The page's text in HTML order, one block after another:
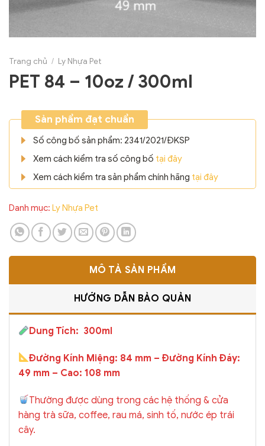
Trang chủ / Ly Nhựa Pet
PET 84 – 10oz / 300ml
Sản phẩm đạt chuẩn
Số công bố sản phẩm: 2341/2021/ĐKSP
Xem cách kiểm tra số công bố tại đây
Xem cách kiểm tra sản phẩm chính hãng tại đây
Danh mục: Ly Nhựa Pet
MÔ TẢ SẢN PHẨM
HƯỚNG DẪN BẢO QUẢN
Dung Tích: 300ml
Đường Kính Miệng: 84 mm – Đường Kính Đáy:
49 mm – Cao: 108 mm
Thường được dùng trong các hệ thống & cửa
hàng trà sữa, coffee, rau má, sinh tố, nước ép trái
cây.